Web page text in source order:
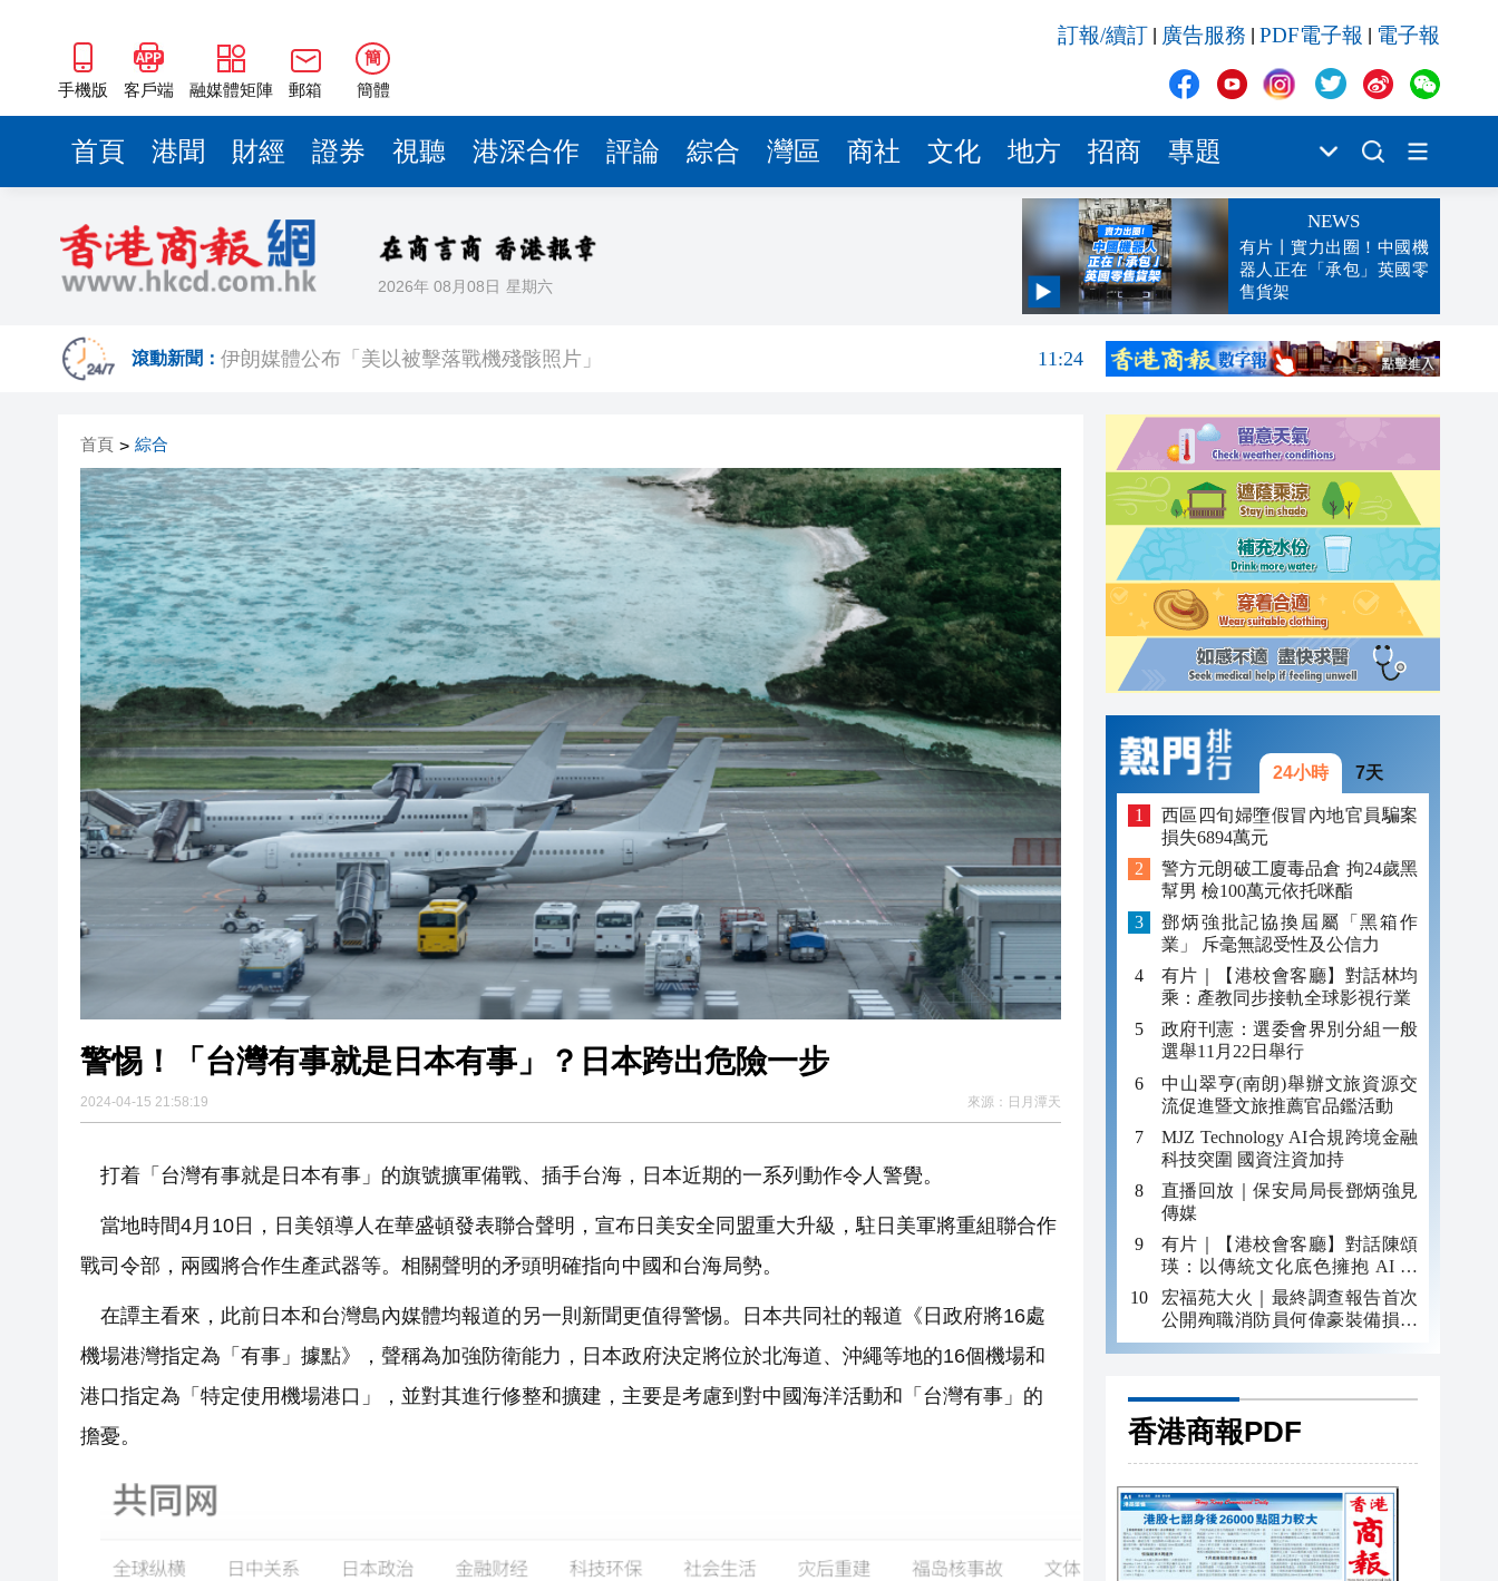
手機版 客戶端 融媒體矩陣 郵箱
簡
簡體
訂報/續訂 廣告服務 PDF電子報 電子報
首頁 港聞 財經 證券 視聽 港深合作 評論 綜合 灣區 商社 文化 地方 招商 專題
2026年 08月08日 星期六
NEWS
有片丨實力出圈！中國機
器人正在「承包」英國零
售貨架
滾動新聞：
11:28
伊朗媒體公布「美以被擊落戰機殘骸照片」
11:24
微信新功能：可以「撤回」你的撤回了！
11:10
橫琴粵澳深度合作區消防救援支隊正式掛牌成立
11:03
「來深飛」不只是路過！深圳機場「國際中轉旅客免費城市遊」上線
10:53
李根興3936萬沽北角公主大廈舖
10:44
首頁 > 綜合
警惕！「台灣有事就是日本有事」？日本跨出危險一步
2024-04-15 21:58:19 來源： 日月潭天
打着「台灣有事就是日本有事」的旗號擴軍備戰、插手台海，日本近期的一系列動作令人警覺。
當地時間4月10日，日美領導人在華盛頓發表聯合聲明，宣布日美安全同盟重大升級，駐日美軍將重組聯合作
戰司令部，兩國將合作生產武器等。相關聲明的矛頭明確指向中國和台海局勢。
在譚主看來，此前日本和台灣島內媒體均報道的另一則新聞更值得警惕。日本共同社的報道《日政府將16處
機場港灣指定為「有事」據點》，聲稱為加強防衛能力，日本政府決定將位於北海道、沖繩等地的16個機場和
港口指定為「特定使用機場港口」，並對其進行修整和擴建，主要是考慮到對中國海洋活動和「台灣有事」的
擔憂。
24小時 7天
西區四旬婦墮假冒內地官員騙案
損失6894萬元
警方元朗破工廈毒品倉 拘24歲黑
幫男 檢100萬元依托咪酯
鄧炳強批記協換屆屬「黑箱作
業」 斥毫無認受性及公信力
有片｜【港校會客廳】對話林均
乘：產教同步接軌全球影視行業
政府刊憲：選委會界別分組一般
選舉11月22日舉行
中山翠亨(南朗)舉辦文旅資源交
流促進暨文旅推薦官品鑑活動
MJZ Technology AI合規跨境金融
科技突圍 國資注資加持
直播回放｜保安局局長鄧炳強見
傳媒
有片｜【港校會客廳】對話陳頌
瑛：以傳統文化底色擁抱 AI 藝
術新發展
宏福苑大火｜最終調查報告首次
公開殉職消防員何偉豪裝備損毀
照片
香港商報PDF